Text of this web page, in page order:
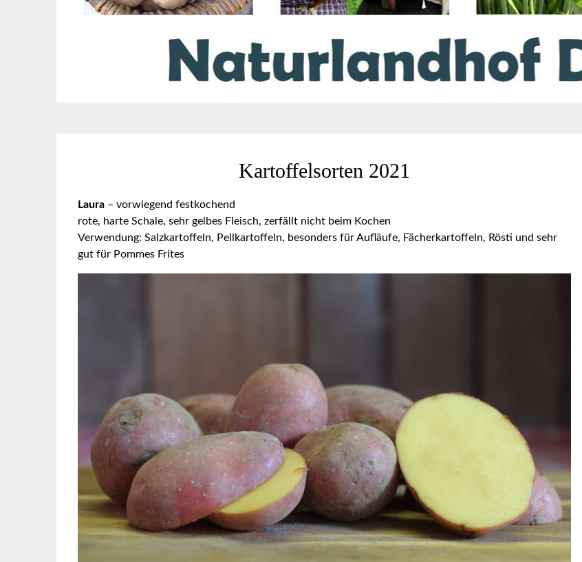
Kartoffelsorten 2021
Laura – vorwiegend festkochend
rote, harte Schale, sehr gelbes Fleisch, zerfällt nicht beim Kochen
Verwendung: Salzkartoffeln, Pellkartoffeln, besonders für Aufläufe, Fächerkartoffeln, Rösti und sehr
gut für Pommes Frites